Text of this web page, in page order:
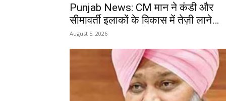
Punjab News: CM मान ने कंडी और
सीमावर्ती इलाकों के विकास में तेज़ी लाने…
August 5, 2026